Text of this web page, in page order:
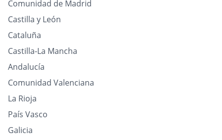
Comunidad de Madrid
Castilla y León
Cataluña
Castilla-La Mancha
Andalucía
Comunidad Valenciana
La Rioja
País Vasco
Galicia